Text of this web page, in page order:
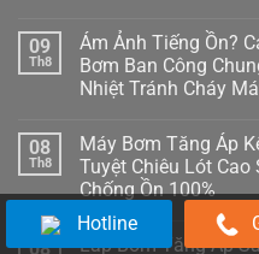
Máy
Bơm
Đẩy
Cho
Hệ
Nước
Đầu
Nguồn
Sai
Suất
có
bình
luận
ở
Báo
Ống
Rung
Lắc
Vì
Máy
Bơm
Đẩy
Cao
09
Th8
Ám Ảnh Tiếng Ồn?
Bơm Ban Công
Nhiệt Tránh Cháy
bình
luận
Ám
Tiếng
08
Th8
Máy Bơm Tăng Áp
Tuyệt Chiêu Lót
Chống Ồn 100%
Không
có
bình
08 Lắp Bơm Tăng Áp
Hotline